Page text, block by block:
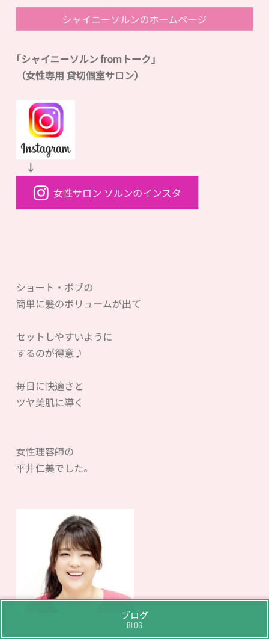
シャイニーソルンのホームページ
｢シャイニーソルン fromトーク｣
（女性専用 貸切個室サロン）
↓
女性サロン ソルンのインスタ
ショート・ボブの
簡単に髪のボリュームが出て
セットしやすいように
するのが得意♪
毎日に快適さと
ツヤ美肌に導く
女性理容師の
平井仁美でした。
ブログ
BLOG